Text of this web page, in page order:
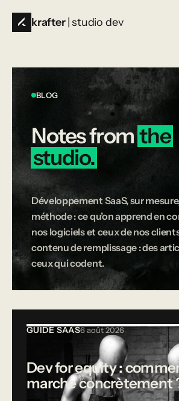
krafter | studio dev
BLOG
Notesfrom the
studio.
Développement SaaS, sur
méthode : ce qu’on apprend en
nos logiciels et ceux de nos
contenu de remplissage : des
ceux qui codent.
GUIDE SAAS6 août 2026
Dev for equity :
marche concrètement